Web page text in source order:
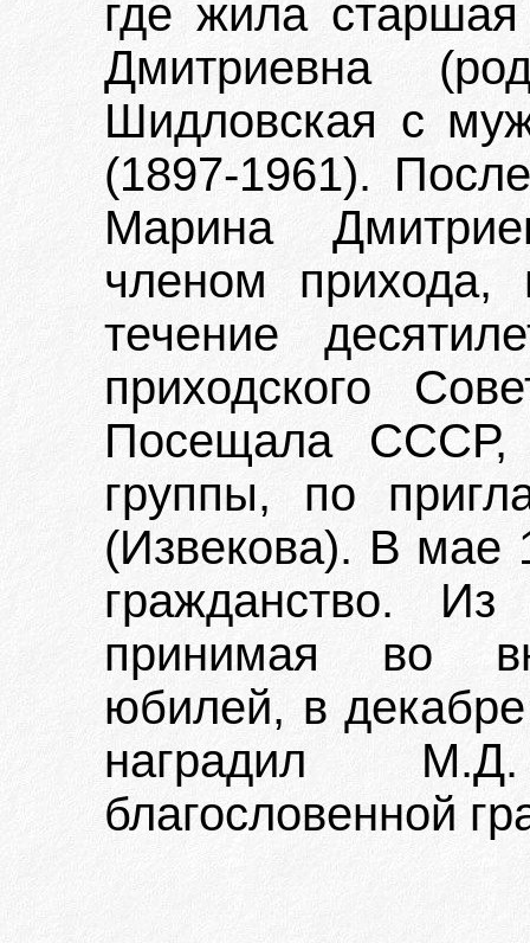
где жила
Дмитриевна
Шидловская с
(1897-1961).
Марина
членом
течение
приходского
Посещала СССР,
группы, по
(Извекова). В мае
гражданство.
принимая во
юбилей, в
наградил
благословенной